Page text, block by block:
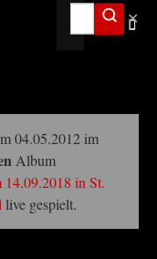
✕
04.05.2012 im
Album
14.09.2018 in St.
live gespielt.